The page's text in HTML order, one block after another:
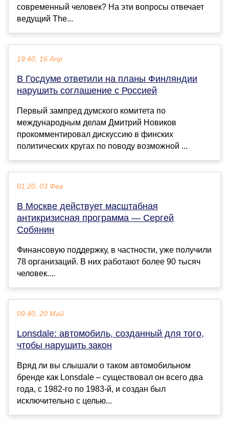
современный человек? На эти вопросы отвечает
ведущий The...
19:40, 16 Апр
В Госдуме ответили на планы Финляндии
нарушить соглашение с Россией
Первый зампред думского комитета по
международным делам Дмитрий Новиков
прокомментировал дискуссию в финских
политических кругах по поводу возможной ...
01:20, 03 Фев
В Москве действует масштабная
антикризисная программа — Сергей
Собянин
Финансовую поддержку, в частности, уже получили
78 организаций. В них работают более 90 тысяч
человек....
09:40, 20 Май
Lonsdale: автомобиль, созданный для того,
чтобы нарушить закон
Вряд ли вы слышали о таком автомобильном
бренде как Lonsdale – существовал он всего два
года, с 1982-го по 1983-й, и создан был
исключительно с целью...